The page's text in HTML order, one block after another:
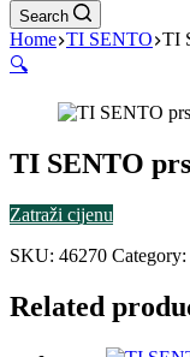
Search
Home TI SENTO TI
🔍
TI SENTO
Zatraži cijenu
SKU: 46270 Category:
Related